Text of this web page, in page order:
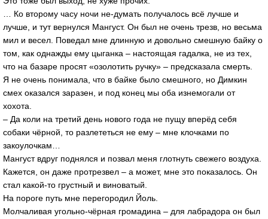
… Ко второму часу ночи не-думать получалось всё лучше и
лучше, и тут вернулся Мангуст. Он был не очень трезв, но весьма
мил и весел. Поведал мне длинную и довольно смешную байку о
том, как однажды ему цыганка – настоящая гадалка, не из тех,
что на базаре просят «озолотить ручку» – предсказала смерть.
Я не очень понимала, что в байке было смешного, но Димкин
смех оказался заразен, и под конец мы оба изнемогали от
хохота.
– Да коли на третий день нового года не пущу вперёд себя
собаки чёрной, то разлететься не ему – мне клочками по
закоулочкам…
Мангуст вдруг поднялся и позвал меня глотнуть свежего воздуха.
Кажется, он даже протрезвел – а может, мне это показалось. Он
стал какой-то грустный и виноватый.
На пороге путь мне перегородил Йоль.
Молчаливая угольно-чёрная громадина – для лабрадора он был